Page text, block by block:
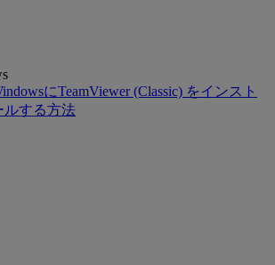
にTeamViewer (Classic) をインスト
ルする方法